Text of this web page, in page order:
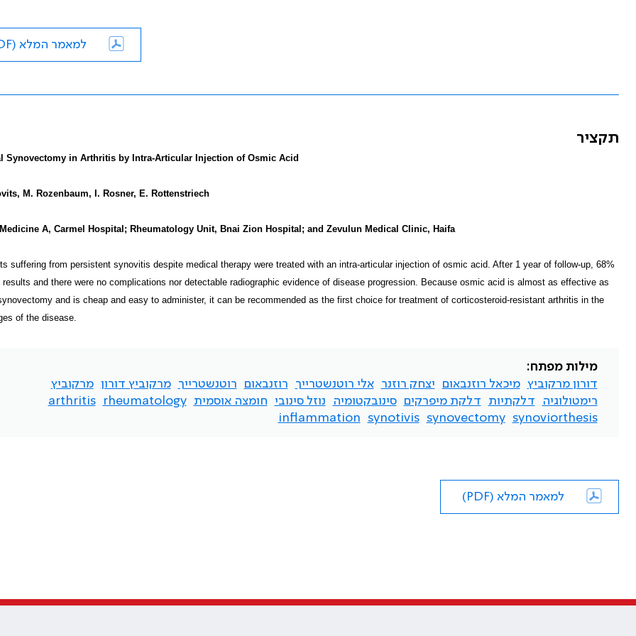
למאמר המלא (PDF)
תקציר
Synovectomy in Arthritis by Intra-Articular Injection of Osmic Acid
M. Rozenbaum, I. Rosner, E. Rottenstriech
A, Carmel Hospital; Rheumatology Unit, Bnai Zion Hospital; and Zevulun Medical Clinic, Haifa
suffering from persistent synovitis despite medical therapy were treated with an intra-articular injection of osmic acid. After 1 year of follow-up, 68%
results and there were no complications nor detectable radiographic evidence of disease progression. Because osmic acid is almost as effective as
and is cheap and easy to administer, it can be recommended as the first choice for treatment of corticosteroid-resistant arthritis in the
of the disease.
מילות מפתח:
דורון מרקוביץ מיכאל רוזנבאום יצחק רוזנר אלי רוטנשטרייך רוזנבאום רוטנשטרייך מרקוביץ דורון מרקוביץ
רימטולוגיה
דלקתיות דלקת מיפרקים סינובקטומיה נוזל סינובי חומצה אוסמית rheumatology
arthritis
synoviorthesis
synovectomy
synotivis
inflammation
למאמר המלא (PDF)